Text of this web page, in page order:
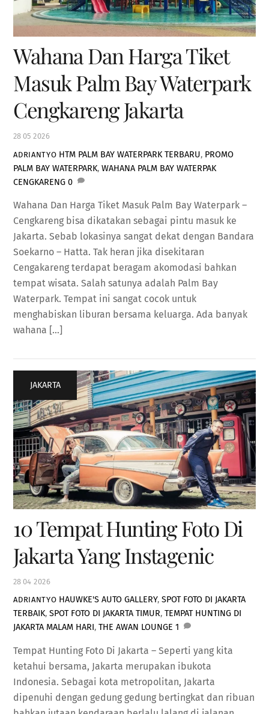
28 05 2026
Wahana Dan Harga Tiket
Masuk Palm Bay Waterpark
Cengkareng Jakarta
ADRIANTYO HTM PALM BAY WATERPARK TERBARU, PROMO
PALM BAY WATERPARK,WAHANA PALM BAY WATERPAK
CENGKARENG 0
Wahana Dan Harga Tiket Masuk Palm Bay Waterpark –
Cengkareng bisa dikatakan sebagai pintu masuk ke
Jakarta. Sebab lokasinya sangat dekat dengan Bandara
Soekarno – Hatta. Tak heran jika disekitaran
Cengakareng terdapat beragam akomodasi bahkan
tempat wisata. Salah satunya adalah Palm Bay
Waterpark. Tempat ini sangat cocok untuk
menghabiskan liburan bersama keluarga. Ada banyak
wahana […]
28 04 2026
10 Tempat Hunting Foto Di
Jakarta Yang Instagenic
ADRIANTYO
JAKARTA
HAUWKE'S AUTO GALLERY,SPOT FOTO DI JAKARTA
TERBAIK,SPOT FOTO DI JAKARTA TIMUR,TEMPAT HUNTING DI
JAKARTA MALAM HARI,THE AWAN LOUNGE 1
Tempat Hunting Foto Di Jakarta – Seperti yang kita
ketahui bersama, Jakarta merupakan ibukota
Indonesia. Sebagai kota metropolitan, Jakarta
dipenuhi dengan gedung gedung bertingkat dan ribuan